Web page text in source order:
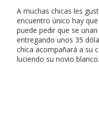
A muchas chicas les
encuentro único hay
puede pedir que se
entregando unos 35
chica acompañará a su
luciendo su novio